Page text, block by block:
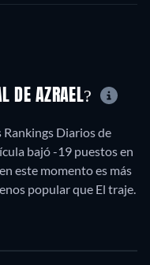
DE AZRAEL?
Diarios de
bajó -19 puestos en
este momento es más
popular que El traje.